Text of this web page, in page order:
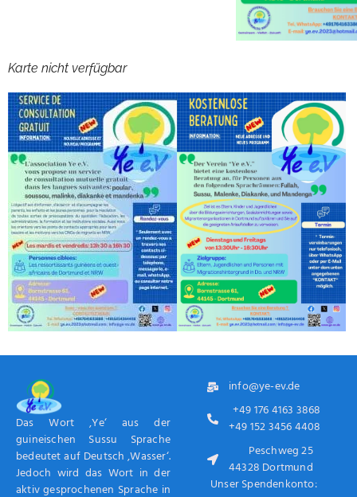
Karte nicht verfügbar
Das Wort ‚Ye‘ aus der
guineischen Sussu Sprache
bedeutet auf Deutsch ‚Wasser‘.
Jedoch wird das Wort in der
aktiv gesprochenen Sprache in
info@ye-ev.de
+49 176 4163 3868
+49 152 3456 4408
Peschweg 25
44328 Dortmund
Unser Spendenkonto: